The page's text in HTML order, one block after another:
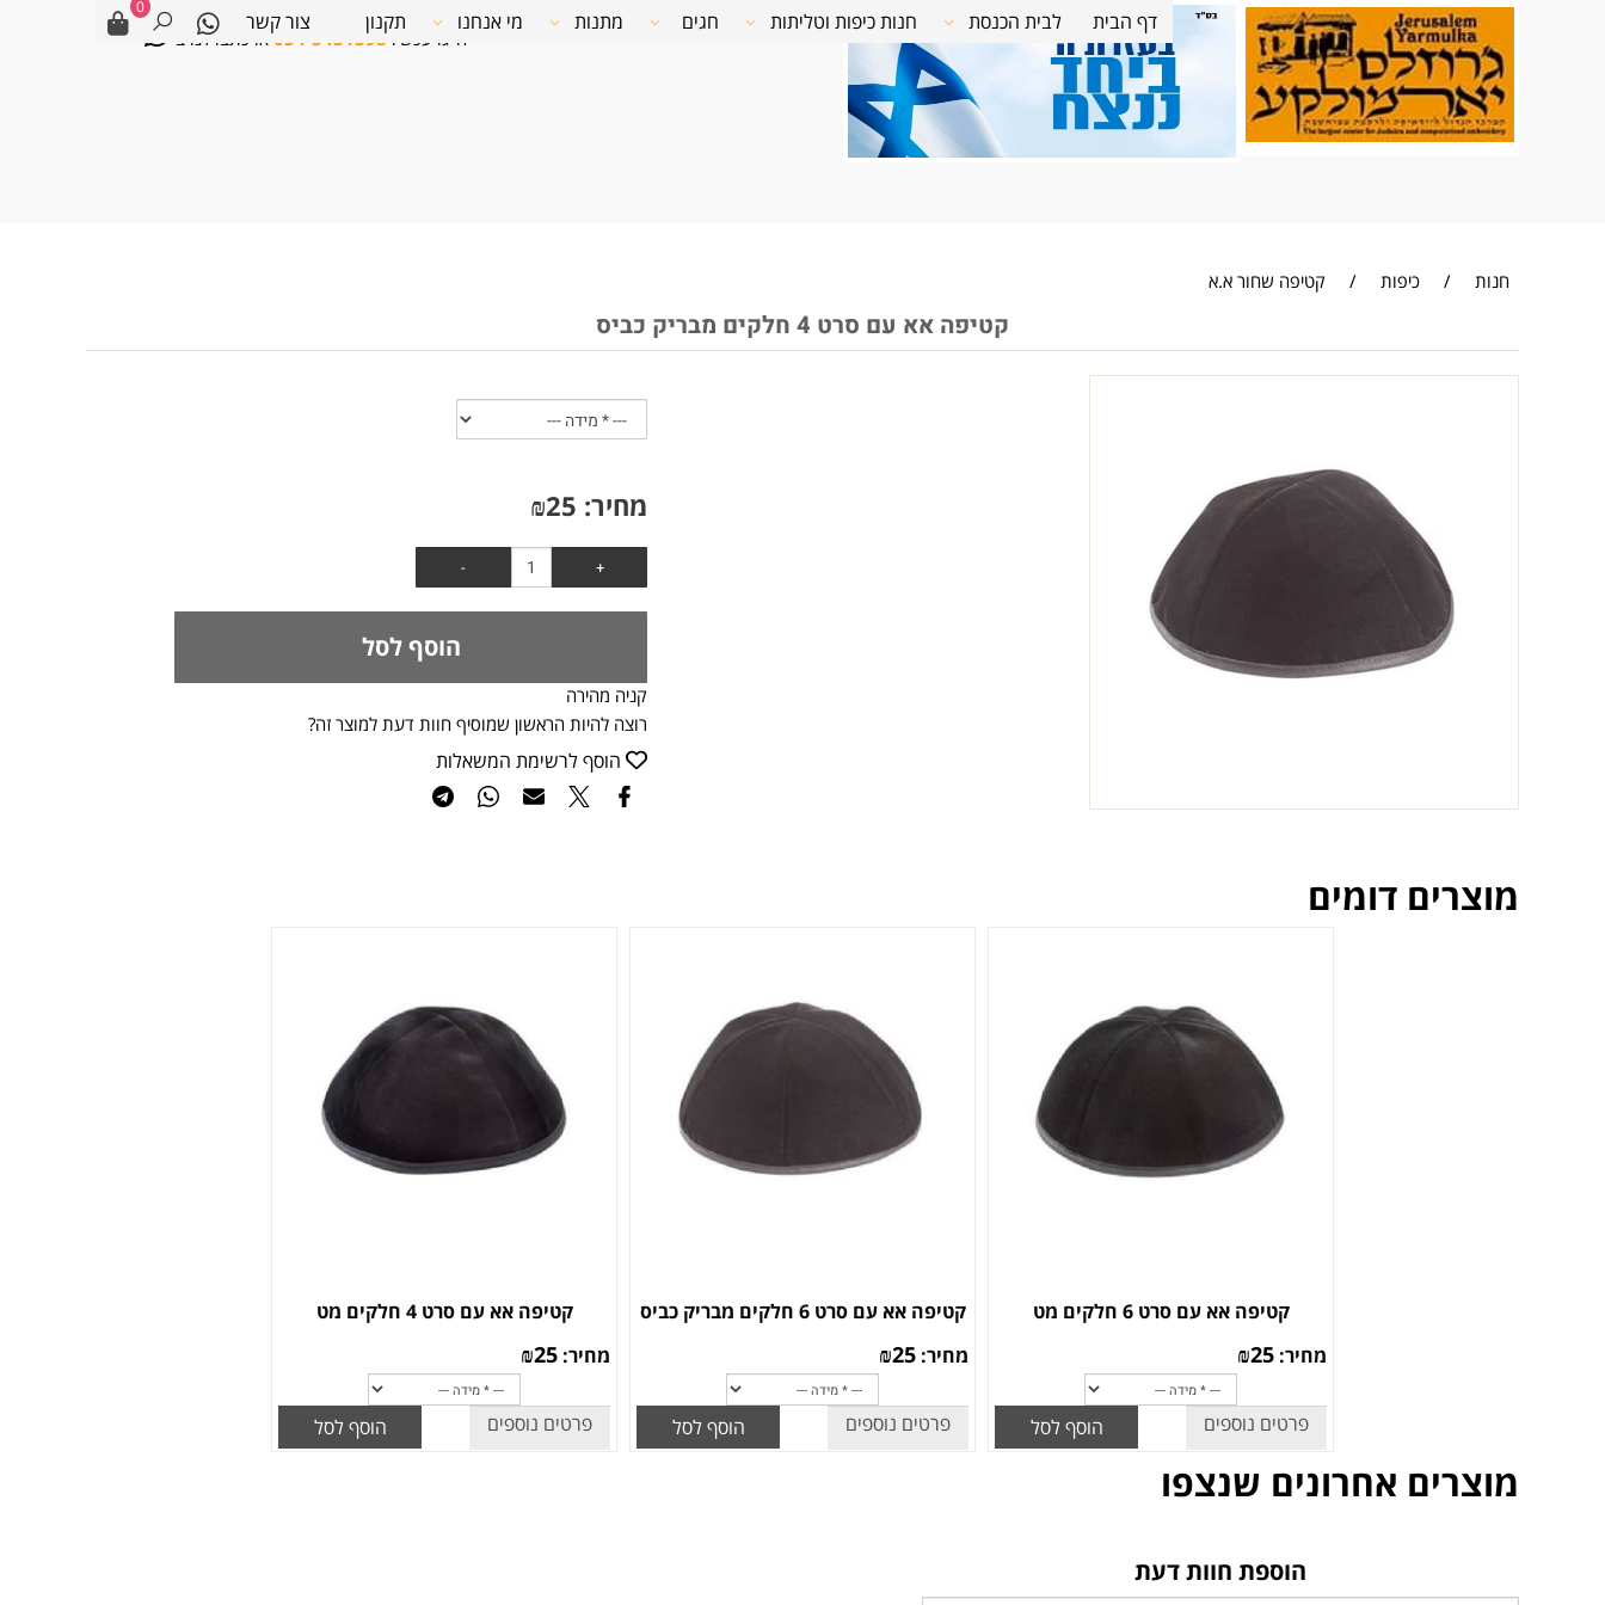
חייגו עכשיו 054-5431398 או כתבו לנו ב-
0
דף הבית לבית הכנסת חנות כיפות וטליתות חגים מתנות מי אנחנו תקנון צור קשר
חנות / כיפות / קטיפה שחור א.א
קטיפה אא עם סרט 4 חלקים מבריק כביס
מחיר: ₪25
הוסף לסל
קניה מהירה
רוצה להיות הראשון שמוסיף חוות דעת למוצר זה?
הוסף לרשימת המשאלות
מוצרים דומים
קטיפה אא עם סרט 6 חלקים מט
מחיר:
₪25
פרטים נוספים הוסף לסל
קטיפה אא עם סרט 6 חלקים מבריק כביס
מחיר:
₪25
פרטים נוספים הוסף לסל
קטיפה אא עם סרט 4 חלקים מט
מחיר:
₪25
פרטים נוספים הוסף לסל
מוצרים אחרונים שנצפו
הוספת חוות דעת